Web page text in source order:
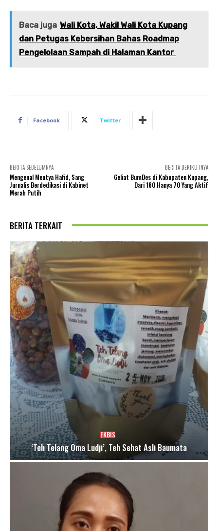
Baca juga Wali Kota, Wakil Wali Kota Kupang
dan Petugas Kebersihan Bahas Roadmap
Pengelolaan Sampah di Halaman Kantor
Facebook Twitter
BERITA SEBELUMNYA
Mengenal Meutya Hafid, Sang
Jurnalis Berdedikasi di Kabinet
Merah Putih
BERITA BERIKUTNYA
Geliat BumDes di Kabupaten Kupang,
Dari 160 Hanya 70 Yang Aktif
BERITA TERKAIT
EKBIS
‘Teh Telang Oma Ludji’, Teh Sehat Asli Baumata